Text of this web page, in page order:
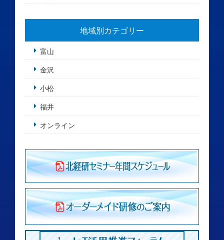
地域別カテゴリー
富山
金沢
小松
福井
オンライン